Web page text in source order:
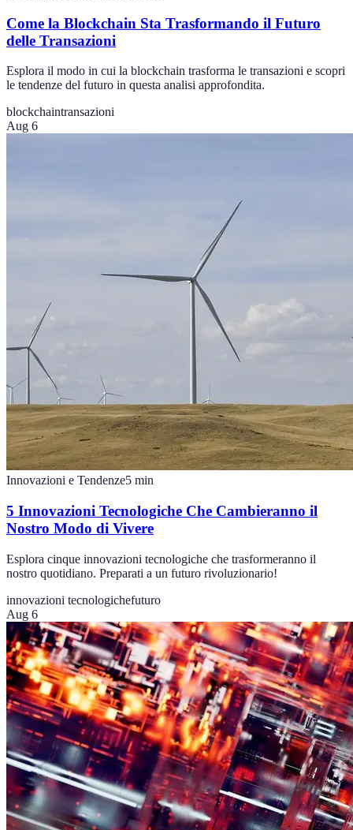
Come la Blockchain Sta Trasformando il Futuro
delle Transazioni
Esplora il modo in cui la blockchain trasforma le transazioni e scopri
le tendenze del futuro in questa analisi approfondita.
blockchaintransazioni
Aug 6
Innovazioni e Tendenze5 min
5 Innovazioni Tecnologiche Che Cambieranno il
Nostro Modo di Vivere
Esplora cinque innovazioni tecnologiche che trasformeranno il
nostro quotidiano. Preparati a un futuro rivoluzionario!
innovazioni tecnologichefuturo
Aug 6